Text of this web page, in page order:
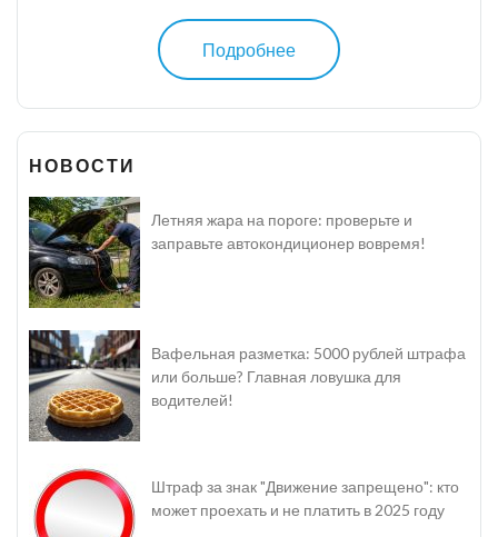
Подробнее
НОВОСТИ
Летняя жара на пороге: проверьте и
заправьте автокондиционер вовремя!
Вафельная разметка: 5000 рублей штрафа
или больше? Главная ловушка для
водителей!
Штраф за знак "Движение запрещено": кто
может проехать и не платить в 2025 году